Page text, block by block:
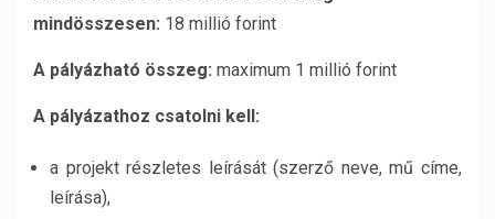
mindösszesen: 18 millió forint
A pályázható összeg: maximum 1 millió forint
A pályázathoz csatolni kell:
a projekt részletes leírását (szerző neve, mű címe,
leírása),